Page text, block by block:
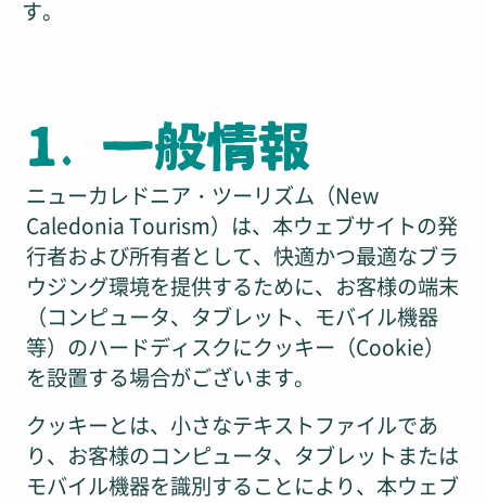
す。
1. 一般情報
ニューカレドニア・ツーリズム（New
Caledonia Tourism）は、本ウェブサイトの発
行者および所有者として、快適かつ最適なブラ
ウジング環境を提供するために、お客様の端末
（コンピュータ、タブレット、モバイル機器
等）のハードディスクにクッキー（Cookie）
を設置する場合がございます。
クッキーとは、小さなテキストファイルであ
り、お客様のコンピュータ、タブレットまたは
モバイル機器を識別することにより、本ウェブ